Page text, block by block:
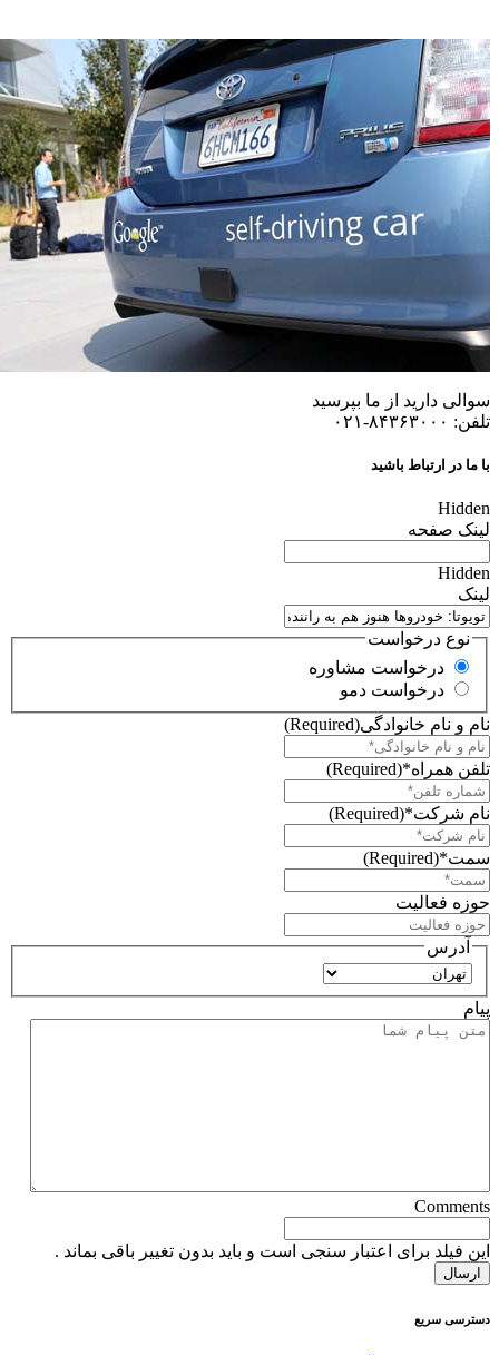
سوالی دارید از ما بپرسید
تلفن: ۸۴۳۶۳۰۰۰-۰۲۱
با ما در ارتباط باشید
Hidden
لینک صفحه
Hidden
لینک
نوع درخواست
درخواست مشاوره
درخواست دمو
نام و نام خانوادگی(Required)
تلفن همراه*(Required)
نام شرکت*(Required)
سمت*(Required)
حوزه فعالیت
آدرس
استان
پیام
Comments
این فیلد برای اعتبار سنجی است و باید بدون تغییر باقی بماند .
دسترسی سریع